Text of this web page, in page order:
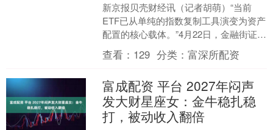
新京报贝壳财经讯（记者胡萌）“当前
ETF已从单纯的指数复制工具演变为资产
配置的核心载体。”4月22日，金融街证券
总裁银国宏在公司举办的“2026ETF生态
圈研讨....
查看： 129 分类：富深所配资
富成配资 平台 2027年闷声
发大财星座女：金牛稳扎稳
打，被动收入翻倍